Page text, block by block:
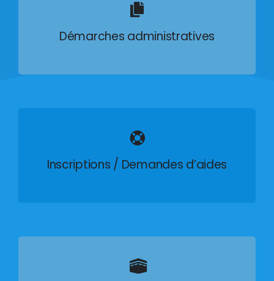
Démarches administratives
Inscriptions / Demandes d’aides